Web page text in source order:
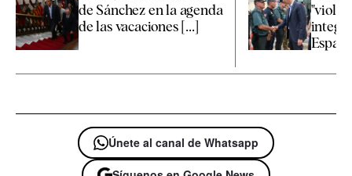
de Sánchez en la agenda
de las vacaciones [...]
Únete al canal de Whatsapp